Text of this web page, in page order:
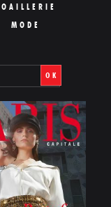
MODE
OK